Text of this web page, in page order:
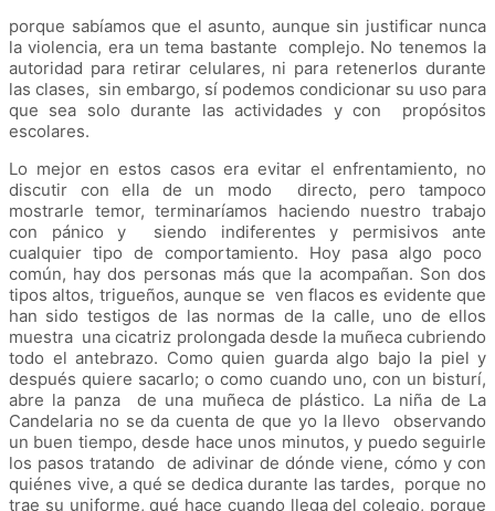
porque sabíamos que el asunto, aunque sin justificar nunca
la violencia, era un tema bastante complejo. No tenemos la
autoridad para retirar celulares, ni para retenerlos durante
las clases, sin embargo, sí podemos condicionar su uso para
que sea solo durante las actividades y con propósitos
escolares.
Lo mejor en estos casos era evitar el enfrentamiento, no
discutir con ella de un modo directo, pero tampoco
mostrarle temor, terminaríamos haciendo nuestro trabajo
con pánico y siendo indiferentes y permisivos ante
cualquier tipo de comportamiento. Hoy pasa algo poco
común, hay dos personas más que la acompañan. Son dos
tipos altos, trigueños, aunque se ven flacos es evidente que
han sido testigos de las normas de la calle, uno de ellos
muestra una cicatriz prolongada desde la muñeca cubriendo
todo el antebrazo. Como quien guarda algo bajo la piel y
después quiere sacarlo; o como cuando uno, con un bisturí,
abre la panza de una muñeca de plástico. La niña de La
Candelaria no se da cuenta de que yo la llevo observando
un buen tiempo, desde hace unos minutos, y puedo seguirle
los pasos tratando de adivinar de dónde viene, cómo y con
quiénes vive, a qué se dedica durante las tardes, porque no
trae su uniforme, qué hace cuando llega del colegio, porque